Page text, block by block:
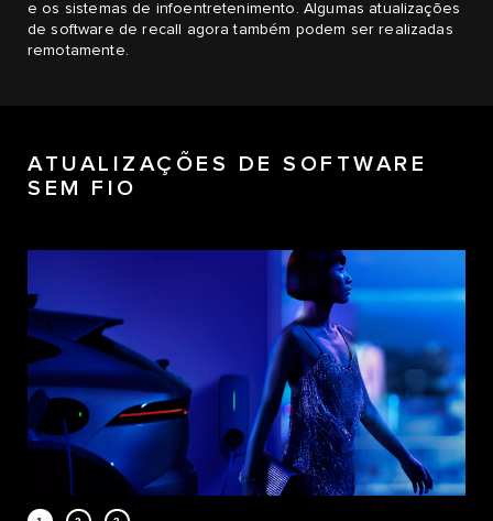
e os sistemas de infoentretenimento. Algumas atualizações
de software de recall agora também podem ser realizadas
remotamente.
ATUALIZAÇÕES DE SOFTWARE
SEM FIO